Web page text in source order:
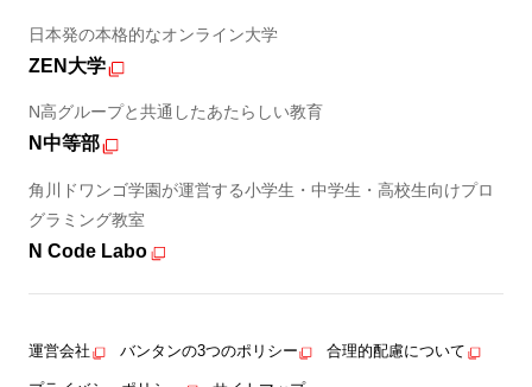
日本発の本格的なオンライン大学
ZEN大学
N高グループと共通したあたらしい教育
N中等部
角川ドワンゴ学園が運営する小学生・中学生・高校生向けプロ
グラミング教室
N Code Labo
運営会社 バンタンの3つのポリシー 合理的配慮について